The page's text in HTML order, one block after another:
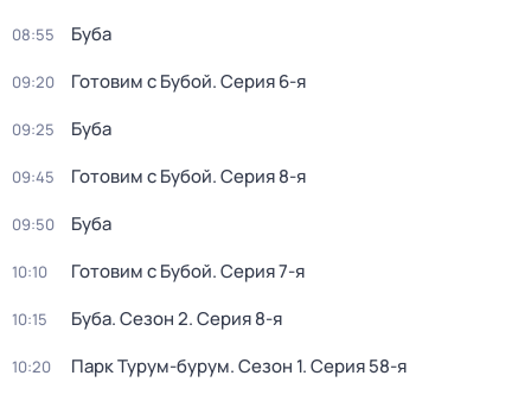
08:55 Буба
09:20 Готовим с Бубой. Серия 6-я
09:25 Буба
09:45 Готовим с Бубой. Серия 8-я
09:50 Буба
10:10 Готовим с Бубой. Серия 7-я
10:15 Буба. Сезон 2. Серия 8-я
10:20 Парк Турум-бурум. Сезон 1. Серия 58-я